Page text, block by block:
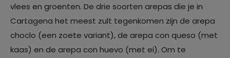
vlees en groenten. De drie soorten arepas die je in
Cartagena het meest zult tegenkomen zijn de arepa
choclo (een zoete variant), de arepa con queso (met
kaas) en de arepa con huevo (met ei). Om te